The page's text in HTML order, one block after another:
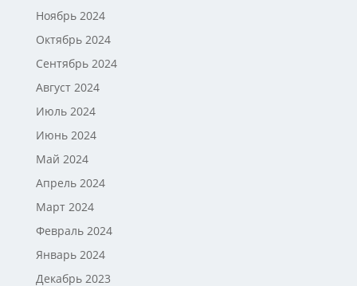
Ноябрь 2024
Октябрь 2024
Сентябрь 2024
Август 2024
Июль 2024
Июнь 2024
Май 2024
Апрель 2024
Март 2024
Февраль 2024
Январь 2024
Декабрь 2023